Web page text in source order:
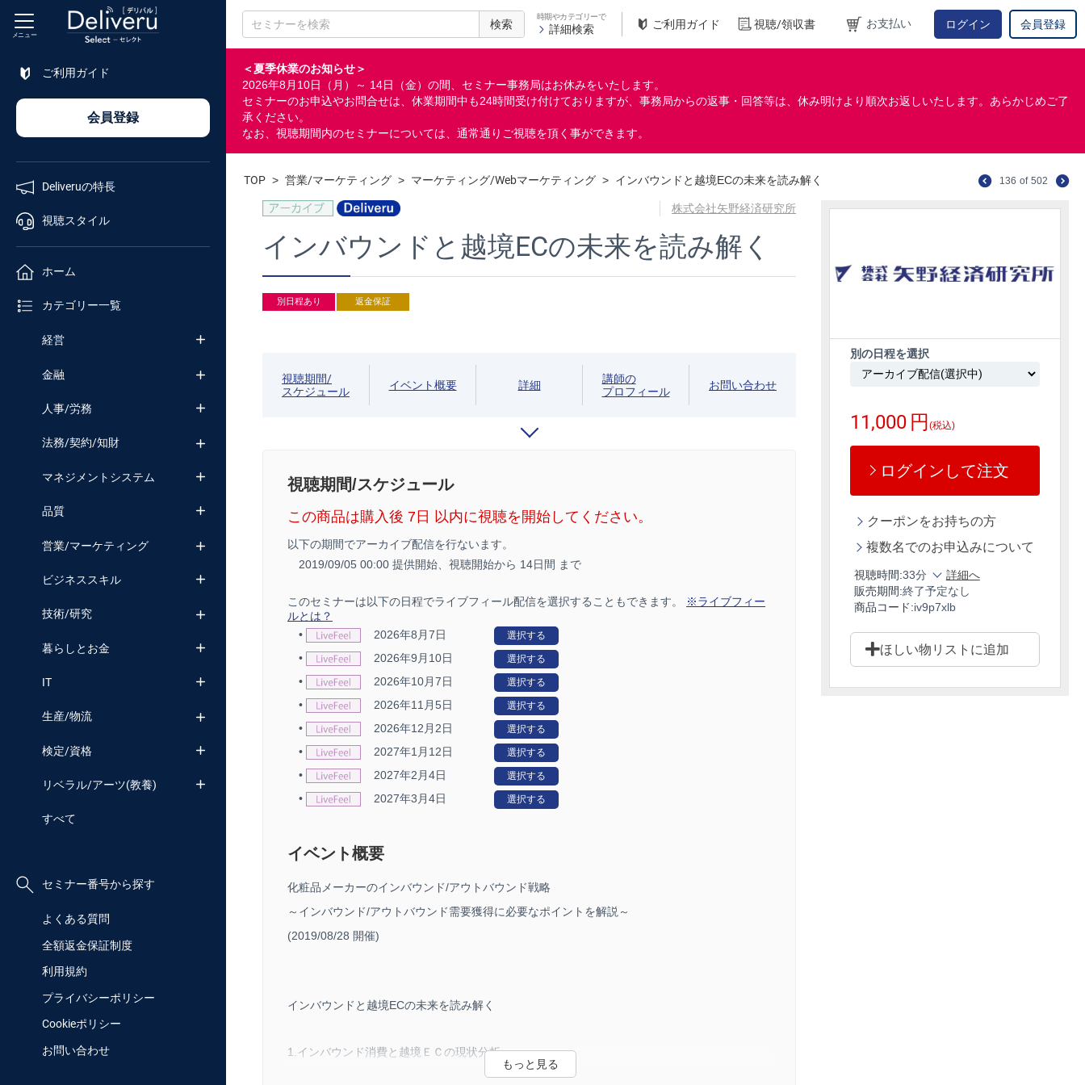
検索
時期やカテゴリーで
詳細検索 ご利用ガイド 視聴/領収書 お支払い ログイン 会員登録
＜夏季休業のお知らせ＞
2026年8月10日（月）～ 14日（金）の間、セミナー事務局はお休みをいたします。
セミナーのお申込やお問合せは、休業期間中も24時間受け付けておりますが、事務局からの返事・回答等は、休み明けより順次お返しいたします。あらかじめご了
承ください。
なお、視聴期間内のセミナーについては、通常通りご視聴を頂く事ができます。
メニュー
ご利用ガイド
会員登録
Deliveruの特長
視聴スタイル
ホーム
カテゴリー一覧
経営
金融
人事/労務
法務/契約/知財
マネジメントシステム
品質
営業/マーケティング
ビジネススキル
技術/研究
暮らしとお金
IT
生産/物流
検定/資格
リベラル/アーツ(教養)
すべて
セミナー番号から探す
よくある質問
全額返金保証制度
利用規約
プライバシーポリシー
Cookieポリシー
お問い合わせ
セミナー
番号検索
TOP > 営業/マーケティング > マーケティング/Webマーケティング > インバウンドと越境ECの未来を読み解く 136 of 502
株式会社矢野経済研究所
インバウンドと越境ECの未来を読み解く
別日程あり 返金保証
別の日程を選択
11,000 円(税込)
ログインして注文
クーポンをお持ちの方
複数名でのお申込みについて
視聴時間:33分
詳細へ
販売期間:終了予定なし
商品コード:iv9p7xlb
ほしい物リストに追加
視聴期間/
スケジュール
イベント概要 詳細
講師の
プロフィール
お問い合わせ
視聴期間/スケジュール
この商品は購入後 7日 以内に視聴を開始してください。
以下の期間でアーカイブ配信を行ないます。
2019/09/05 00:00 提供開始、 視聴開始から 14日間 まで
このセミナーは以下の日程でライブフィール配信を選択することもできます。
※ライブフィー
ルとは？
•
2026年8月7日 選択する
• 2026年9月10日 選択する
• 2026年10月7日 選択する
• 2026年11月5日 選択する
• 2026年12月2日 選択する
• 2027年1月12日 選択する
• 2027年2月4日 選択する
• 2027年3月4日 選択する
イベント概要
化粧品メーカーのインバウンド/アウトバウンド戦略
～インバウンド/アウトバウンド需要獲得に必要なポイントを解説～
(2019/08/28 開催)
インバウンドと越境ECの未来を読み解く
1.インバウンド消費と越境ＥＣの現状分析
2.スキンケア（化粧品）のインバウンド・アウトバウンドの未来予測